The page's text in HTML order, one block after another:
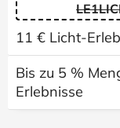
11 € Licht-
Bis zu 5 %
Erlebnisse